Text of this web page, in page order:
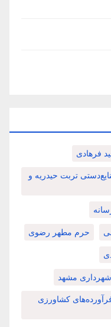
فرهادی
تربت حیدریه و
حرم مطهر رضوی
مشهد
کشاورزی